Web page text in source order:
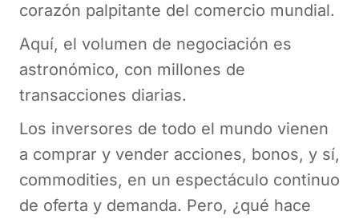
corazón palpitante del comercio mundial.
Aquí, el volumen de negociación es
astronómico, con millones de
transacciones diarias.
Los inversores de todo el mundo vienen
a comprar y vender acciones, bonos, y sí,
commodities, en un espectáculo continuo
de oferta y demanda. Pero, ¿qué hace